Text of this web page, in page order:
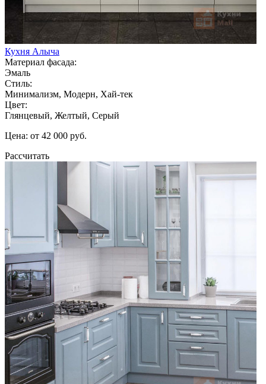
Кухня Алыча
Материал фасада:
Эмаль
Стиль:
Минимализм, Модерн, Хай-тек
Цвет:
Глянцевый, Желтый, Серый
Цена: от 42 000 руб.
Рассчитать